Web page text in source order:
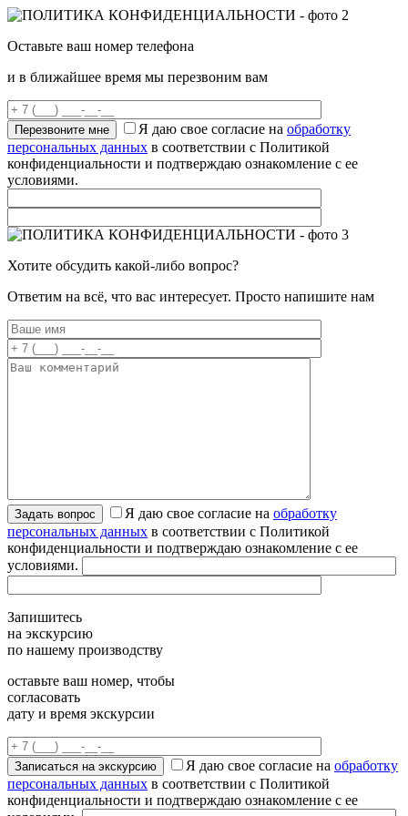
Оставьте ваш номер телефона
и в ближайшее время мы перезвоним вам
Я даю свое согласие на обработку
персональных данных в соответствии с Политикой
конфиденциальности и подтверждаю ознакомление с ее
условиями.
Хотите обсудить какой-либо вопрос?
Ответим на всё, что вас интересует. Просто напишите нам
Я даю свое согласие на обработку
персональных данных в соответствии с Политикой
конфиденциальности и подтверждаю ознакомление с ее
условиями.
Запишитесь
на экскурсию
по нашему производству
оставьте ваш номер, чтобы
согласовать
дату и время экскурсии
Я даю свое согласие на обработку
персональных данных в соответствии с Политикой
конфиденциальности и подтверждаю ознакомление с ее